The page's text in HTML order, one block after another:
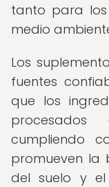
tanto para
medio
Los
fuentes
que los
procesados
cumpliendo
promueven la
del suelo y